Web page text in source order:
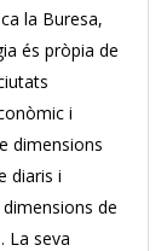
la Buresa,
és pròpia de
i
dimensions
diaris i
de
La seva